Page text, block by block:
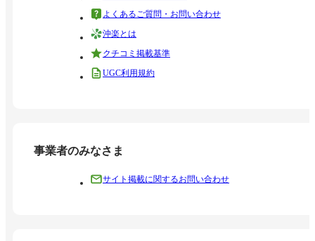
よくあるご質問・お問い合わせ
沖楽とは
クチコミ掲載基準
UGC利用規約
事業者のみなさま
サイト掲載に関するお問い合わせ